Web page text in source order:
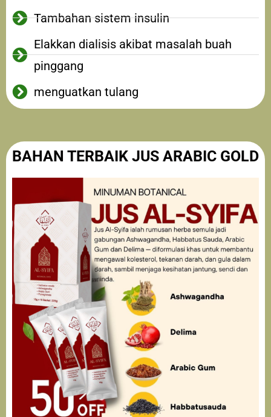
Tambahan sistem insulin
Elakkan dialisis akibat masalah buah
pinggang
menguatkan tulang
BAHAN TERBAIK JUS ARABIC GOLD